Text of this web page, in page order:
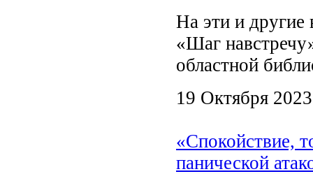
На эти и другие
«Шаг
областной
19 Октября 2023
«Спокойствие,
панической